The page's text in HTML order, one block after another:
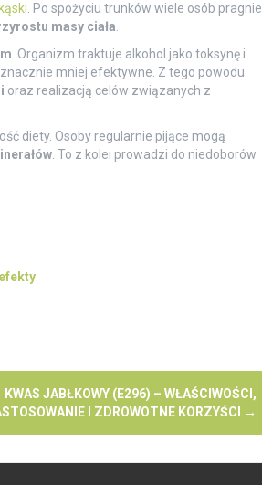
. Po spożyciu trunków wiele osób pragnie
masy ciała.
. Organizm traktuje alkohol jako toksynę i
znacznie mniej efektywne. Z tego powodu
oraz realizacją celów związanych z
diety. Osoby regularnie pijące mogą
. To z kolei prowadzi do niedoborów
KWAS JABŁKOWY (E296) – WŁAŚCIWOŚCI,
I ZDROWOTNE KORZYŚCI
→